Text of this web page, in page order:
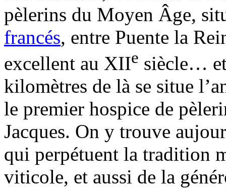
pèlerins du Moyen Âge,
francés, entre Puente la
excellent au XIIe siècle…
kilomètres de là se situe
le premier hospice de
Jacques. On y trouve
qui perpétuent la tradition
viticole, et aussi de la